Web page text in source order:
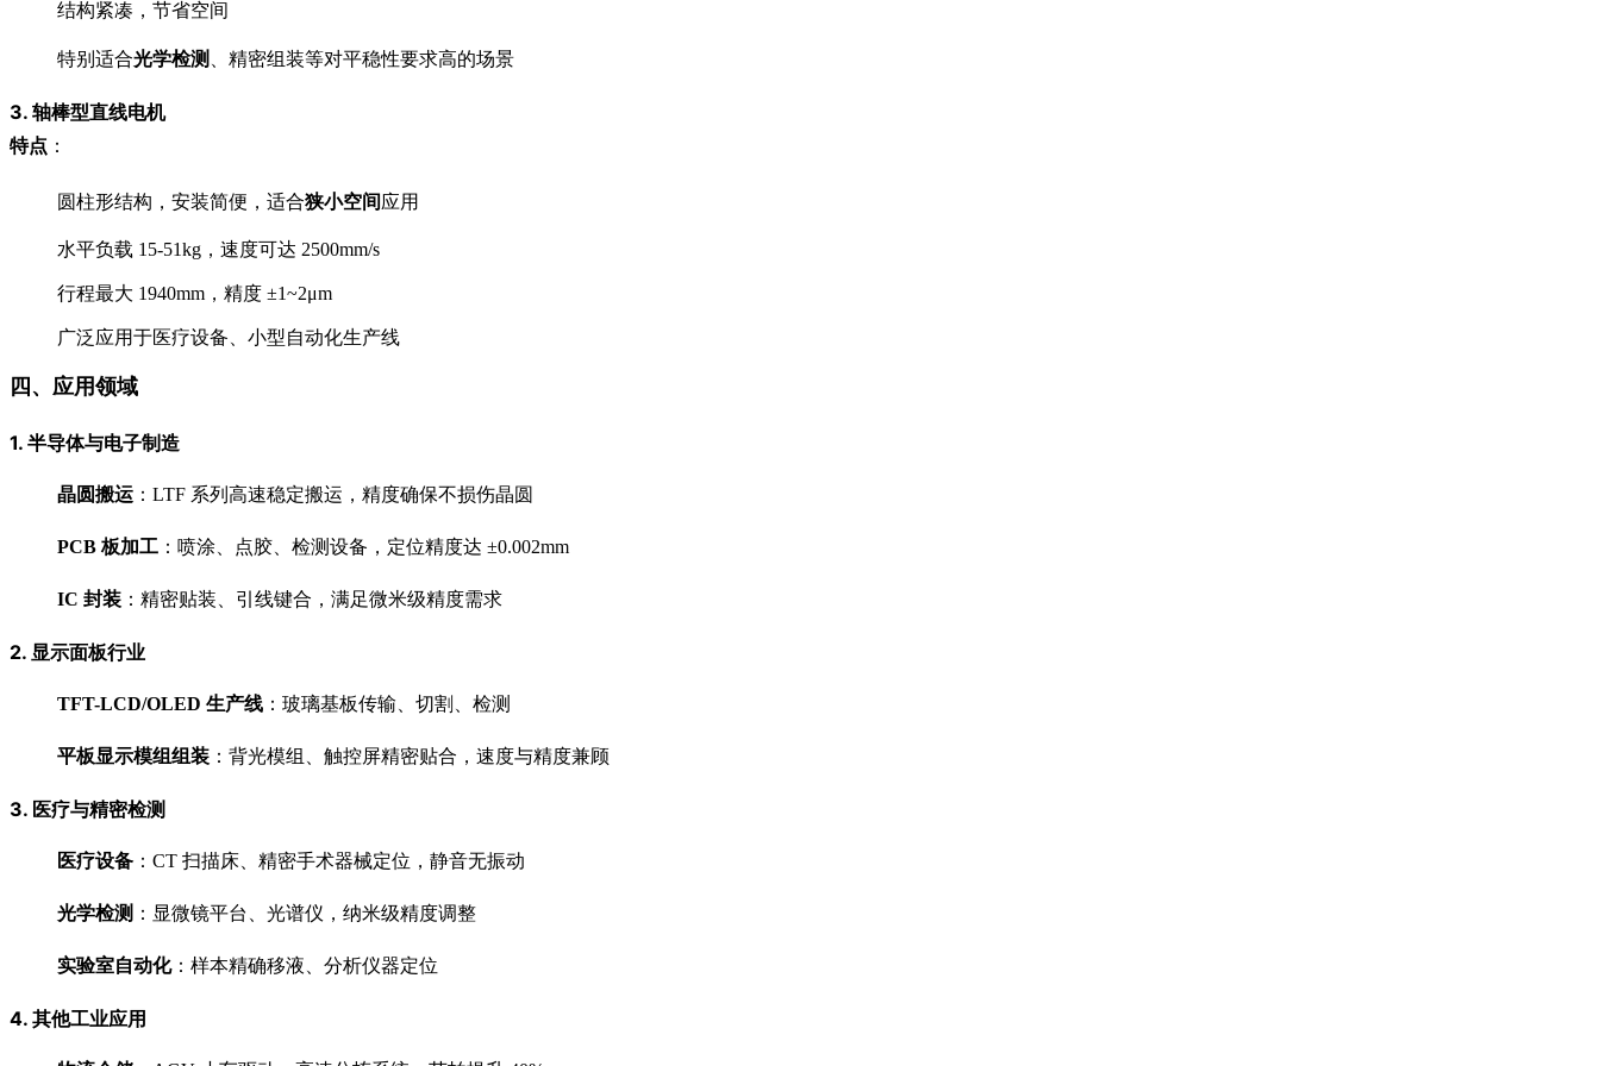
结构紧凑，节省空间
特别适合光学检测 、精密组装等对平稳性要求高的场景
3. 轴棒型直线电机
特点 ：
圆柱形结构，安装简便，适合狭小空间应用
水平负载 15-51kg，速度可达 2500mm/s
行程最大 1940mm，精度 ±1~2μm
广泛应用于医疗设备、小型自动化生产线
四、应用领域
1. 半导体与电子制造
晶圆搬运 ：LTF 系列高速稳定搬运，精度确保不损伤晶圆
PCB 板加工 ：喷涂、点胶、检测设备，定位精度达 ±0.002mm
IC 封装 ：精密贴装、引线键合，满足微米级精度需求
2. 显示面板行业
TFT-LCD/OLED 生产线 ：玻璃基板传输、切割、检测
平板显示模组组装 ：背光模组、触控屏精密贴合，速度与精度兼顾
3. 医疗与精密检测
医疗设备 ：CT 扫描床、精密手术器械定位，静音无振动
光学检测 ：显微镜平台、光谱仪，纳米级精度调整
实验室自动化：样本精确移液、分析仪器定位
4. 其他工业应用